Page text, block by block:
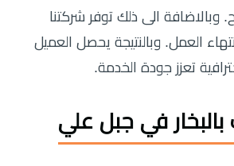
وبالاضافة الى ذلك توفر شركتنا
العمل. وبالنتيجة يحصل العميل
تعزز جودة الخدمة.
في جبل علي